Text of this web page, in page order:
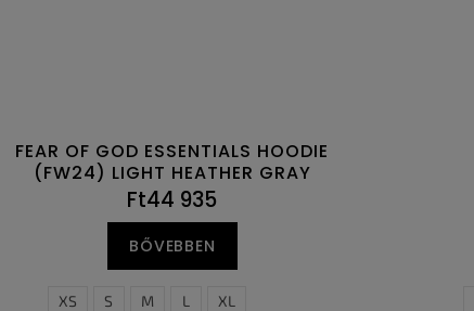
FEAR OF GOD ESSENTIALS HOODIE
(FW24) LIGHT HEATHER GRAY
Ft44 935
BŐVEBBEN
XS S M L XL